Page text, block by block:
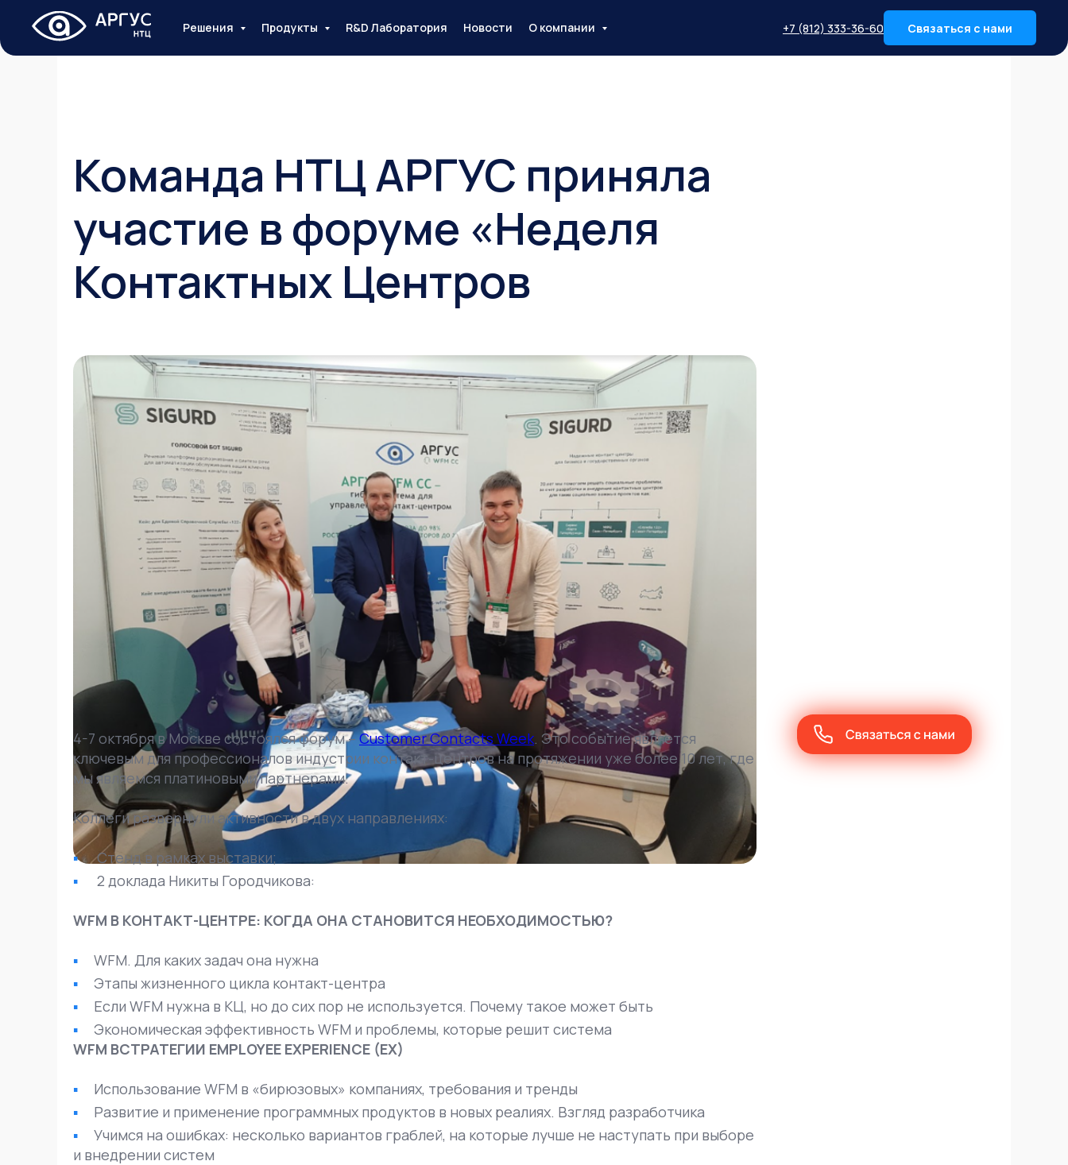
Решения Продукты R&D Лаборатория Новости О компании +7 (812) 333-36-60 Связаться с нами
Команда НТЦ АРГУС приняла
участие в форуме «Неделя
Контактных Центров
4-7 октября в Москве состоялся форум –Customer Contacts Week. Это событие является
ключевым для профессионалов индустрии контакт-центров на протяжении уже более 10 лет, где
мы являемся платиновыми партнерами.
Коллеги развернули активности в двух направлениях:
Стенд в рамках выставки;
2 доклада Никиты Городчикова:
WFM В КОНТАКТ-ЦЕНТРЕ: КОГДА ОНА СТАНОВИТСЯ НЕОБХОДИМОСТЬЮ?
WFM. Для каких задач она нужна
Этапы жизненного цикла контакт-центра
Если WFM нужна в КЦ, но до сих пор не используется. Почему такое может быть
Экономическая эффективность WFM и проблемы, которые решит система
WFM ВСТРАТЕГИИ EMPLOYEE EXPERIENCE (EX)
Использование WFM в «бирюзовых» компаниях, требования и тренды
Развитие и применение программных продуктов в новых реалиях. Взгляд разработчика
Учимся на ошибках: несколько вариантов граблей, на которые лучше не наступать при выборе
и внедрении систем